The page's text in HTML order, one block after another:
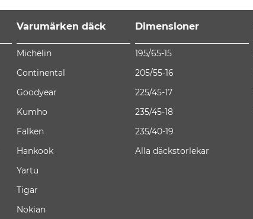
Varumärken däck
Michelin
Continental
Goodyear
Kumho
Falken
Hankook
Yartu
Tigar
Nokian
Dimensioner
195/65-15
205/55-16
225/45-17
235/45-18
235/40-19
Alla däckstorlekar